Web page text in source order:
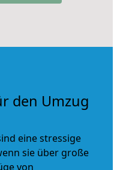
den Umzug
eine stressige
sie über große
von